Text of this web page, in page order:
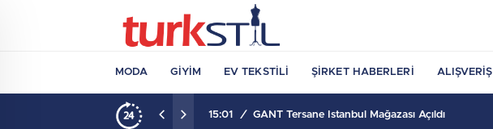
MODA GIYIM EV TEKSTILI ŞIRKET HABERLERI ALIŞVERIŞ
15:01 / GANT Tersane İstanbul Mağazası Açıldı